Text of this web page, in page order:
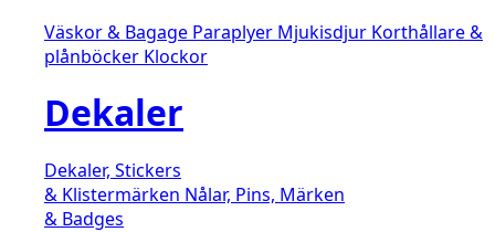
Väskor & Bagage Paraplyer Mjukisdjur Korthållare &
plånböcker Klockor
Dekaler
Dekaler, Stickers
& Klistermärken Nålar, Pins, Märken
& Badges